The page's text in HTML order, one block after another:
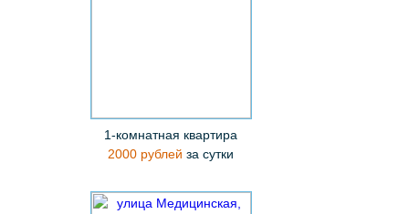
1-комнатная квартира
2000 рублей за сутки